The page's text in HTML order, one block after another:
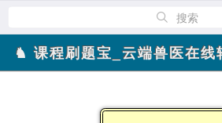
搜索
♞ 课程刷题宝_云端兽医在线